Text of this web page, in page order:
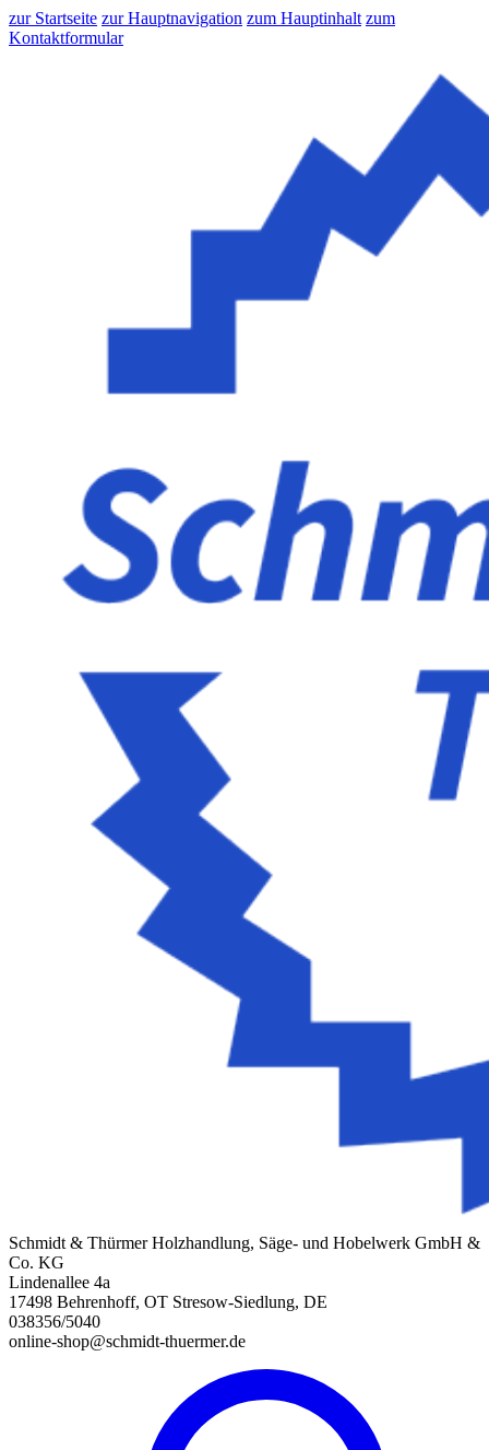
zur Startseite zur Hauptnavigation zum Hauptinhalt zum
Kontaktformular
Schmidt & Thürmer Holzhandlung, Säge- und Hobelwerk GmbH &
Co. KG
Lindenallee 4a
17498 Behrenhoff, OT Stresow-Siedlung, DE
038356/5040
online-shop@schmidt-thuermer.de